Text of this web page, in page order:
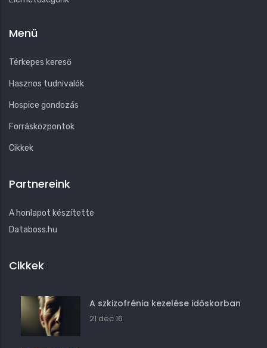
Menü
Térkepes kereső
Hasznos tudnivalók
Hospice gondozás
Forrásközpontok
Cikkek
Partnereink
A honlapot készítette
Databoss.hu
Cikkek
A szkizofrénia kezelése időskorban
21 dec 16